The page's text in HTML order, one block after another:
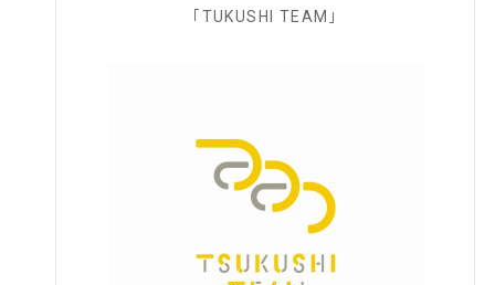
｢TUKUSHI TEAM｣